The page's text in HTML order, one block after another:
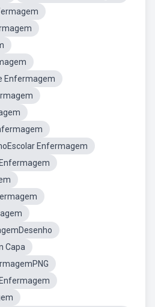
Enfermagem
Enfermagem
Capa